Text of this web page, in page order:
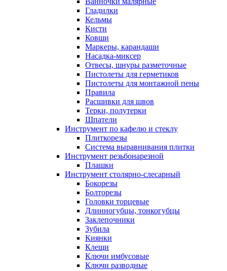
Гладилки
Кельмы
Кисти
Ковши
Маркеры, карандаши
Насадка-миксер
Отвесы, шнуры разметочные
Пистолеты для герметиков
Пистолеты для монтажной пены
Правила
Расшивки для швов
Терки, полутерки
Шпатели
Инструмент по кафелю и стеклу
Плиткорезы
Система выравнивания плитки
Инструмент резьбонарезной
Плашки
Инструмент столярно-слесарный
Бокорезы
Болторезы
Головки торцевые
Длинногубцы, тонкогубцы
Заклепочники
Зубила
Киянки
Клещи
Ключи имбусовые
Ключи разводные